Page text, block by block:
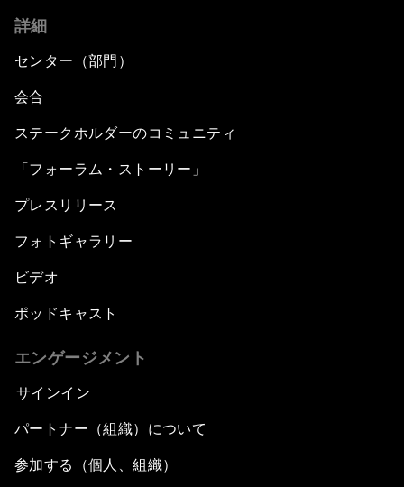
詳細
センター（部門）
会合
ステークホルダーのコミュニティ
「フォーラム・ストーリー」
プレスリリース
フォトギャラリー
ビデオ
ポッドキャスト
エンゲージメント
サインイン
パートナー（組織）について
参加する（個人、組織）